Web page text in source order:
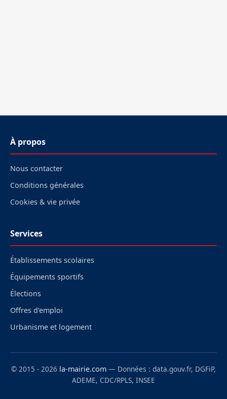
À propos
Nous contacter
Conditions générales
Cookies & vie privée
Services
Établissements scolaires
Équipements sportifs
Élections
Offres d'emploi
Urbanisme et logement
© 2015 - 2026 la-mairie.com — Données : data.gouv.fr, DGFiP,
ADEME, CDC/RPLS, INSEE